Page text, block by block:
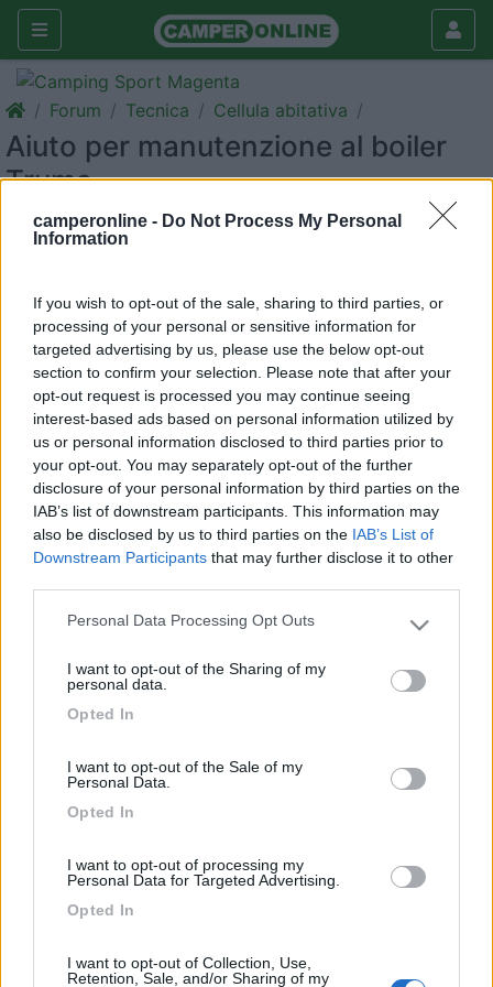
camperonline - Do Not Process My Personal
Information
If you wish to opt-out of the sale, sharing to third parties, or
processing of your personal or sensitive information for
targeted advertising by us, please use the below opt-out
section to confirm your selection. Please note that after your
opt-out request is processed you may continue seeing
interest-based ads based on personal information utilized by
us or personal information disclosed to third parties prior to
your opt-out. You may separately opt-out of the further
disclosure of your personal information by third parties on the
IAB’s list of downstream participants. This information may
also be disclosed by us to third parties on the IAB’s List of
Downstream Participants that may further disclose it to other
Please note that this website/app uses one or more Google
not limited to your visit or usage behaviour. You may click to
use your data for below specified purposes in below Google
Personal Data Processing Opt Outs
I want to opt-out of the Sharing of my
personal data.
Opted In
I want to opt-out of the Sale of my
Personal Data.
Opted In
I want to opt-out of processing my
Personal Data for Targeted Advertising.
Opted In
I want to opt-out of Collection, Use,
Retention, Sale, and/or Sharing of my
Forum Tecnica Cellula abitativa
Aiuto per manutenzione al boiler
Truma
Galleria
< 1 >
diniz
145
Inserito il08/08/2017 alle:18:39:48
salve a tutti,chiedo cnsiglio ai piu esperti: volevo fre
manutenzione al boiler truma da 10L che ho nel mio VR datato
1992 (il boiler immagino sia uno dei piu'vecchi). Non avendolo
mai smontato ,non riesco a capire dove devo intervenire per
dare una riordinata almeno al bruciatore. Ho una buona
manualita' e credo di poter fare qualcosa autonomamemnte
senza appoggiarmi a nessun tecnico risparmiando qualche
scarico fumi dello stesso,dove,a boiler acceso si intravede la
farcela? grazie in anticipo e buoni KM a tutti
Argomenti recenti
AREE DI SOSTA E CAMPEGGI
Qualcuno è stato all'area Gelves? Forse ci sono soluzioni più vicine al
centro ma io devo ...